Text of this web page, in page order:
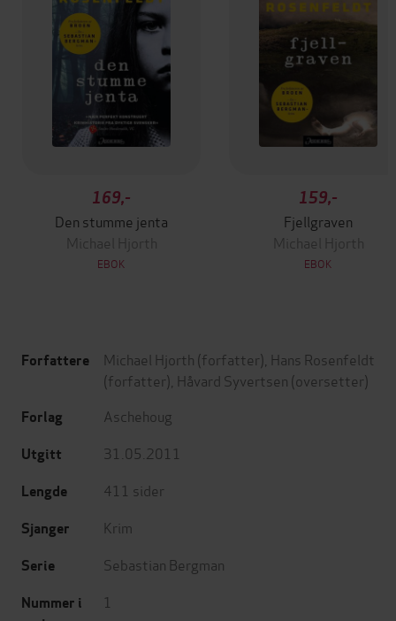
169,-
Den stumme jenta
Michael Hjorth
EBOK
159,-
Fjellgraven
Michael Hjorth
EBOK
Forfattere Michael Hjorth (forfatter), Hans Rosenfeldt
(forfatter), Håvard Syvertsen (oversetter)
Forlag Aschehoug
Utgitt 31.05.2011
Lengde 411 sider
Sjanger Krim
Serie Sebastian Bergman
Nummer i
1